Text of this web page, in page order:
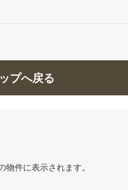
プへ戻る
件に表示されます。